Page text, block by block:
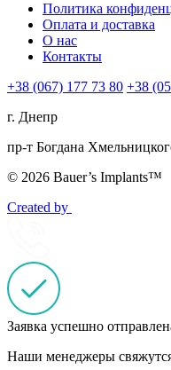
Политика
Оплата и доставка
О нас
Контакты
+38 (067) 177 73 80 +38
г. Днепр
пр-т Богдана
© 2026 Bauer’s Implants™
Created by
Заявка успешно
Наши менеджеры